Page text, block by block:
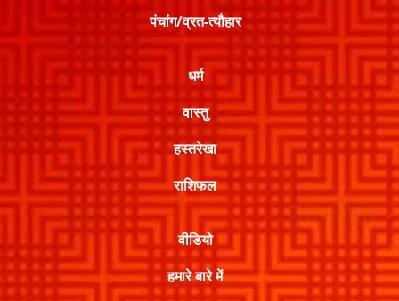
पंचांग/व्रत-त्यौहार
धर्म
वास्तु
हस्तरेखा
राशिफल
वीडियो
हमारे बारे में